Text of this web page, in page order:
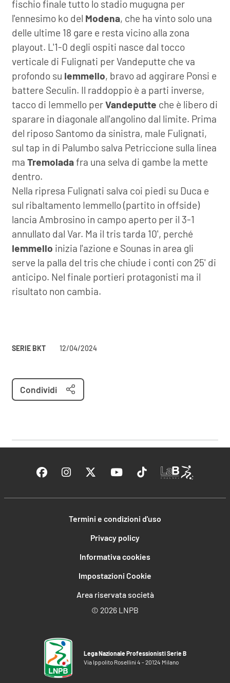
fischio finale tutto lo stadio mugugna per
l'ennesimo ko del Modena, che ha vinto solo una
delle ultime 18 gare e resta vicino alla zona
playout. L'1-0 degli ospiti nasce dal tocco
verticale di Fulignati per Vandeputte che va
profondo su Iemmello, bravo ad aggirare Ponsi e
battere Seculin. Il raddoppio è a parti inverse,
tacco di Iemmello perVandeputte che è libero di
sparare in diagonale all'angolino dal limite. Prima
del riposo Santomo da sinistra, male Fulignati,
sul tap in di Palumbo salva Petriccione sulla linea
ma Tremoladafra una selva di gambe la mette
dentro.
Nella ripresa Fulignati salva coi piedi su Duca e
sul ribaltamento Iemmello (partito in offside)
lancia Ambrosino in campo aperto per il 3-1
annullato dal Var. Ma il tris tarda 10', perché
Iemmello inizia l'azione e Sounas in area gli
serve la palla del tris che chiude i conti con 25' di
anticipo. Nel finale portieri protagonisti ma il
risultato non cambia.
SERIE BKT 12/04/2024
Condividi
Termini e condizioni d'uso
Privacy policy
Informativa cookies
Impostazioni Cookie
Area riservata società
© 2026 LNPB
Lega Nazionale Professionisti Serie B
Via Ippolito Rosellini 4 - 20124 Milano